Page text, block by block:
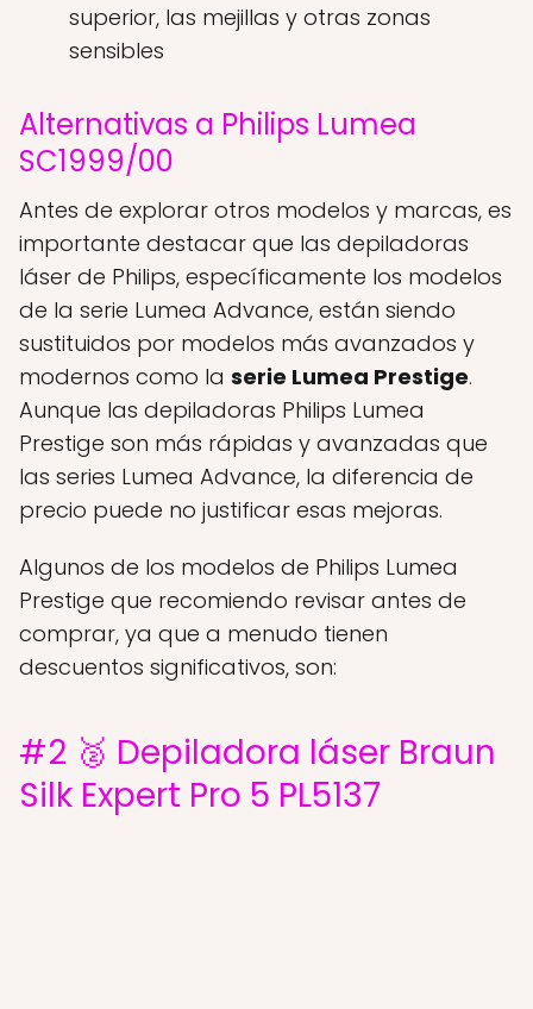
superior, las mejillas y otras zonas
sensibles
Alternativas a Philips Lumea
SC1999/00
Antes de explorar otros modelos y marcas, es
importante destacar que las depiladoras
láser de Philips, específicamente los modelos
de la serie Lumea Advance, están siendo
sustituidos por modelos más avanzados y
modernos como la serie Lumea Prestige.
Aunque las depiladoras Philips Lumea
Prestige son más rápidas y avanzadas que
las series Lumea Advance, la diferencia de
precio puede no justificar esas mejoras.
Algunos de los modelos de Philips Lumea
Prestige que recomiendo revisar antes de
comprar, ya que a menudo tienen
descuentos significativos, son:
#2 🥈 Depiladora láser Braun
Silk Expert Pro 5 PL5137